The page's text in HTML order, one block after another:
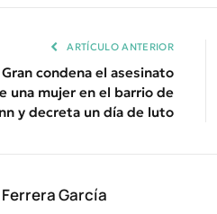
ARTÍCULO ANTERIOR
condena el asesinato
una mujer en el barrio de
y decreta un día de luto
García